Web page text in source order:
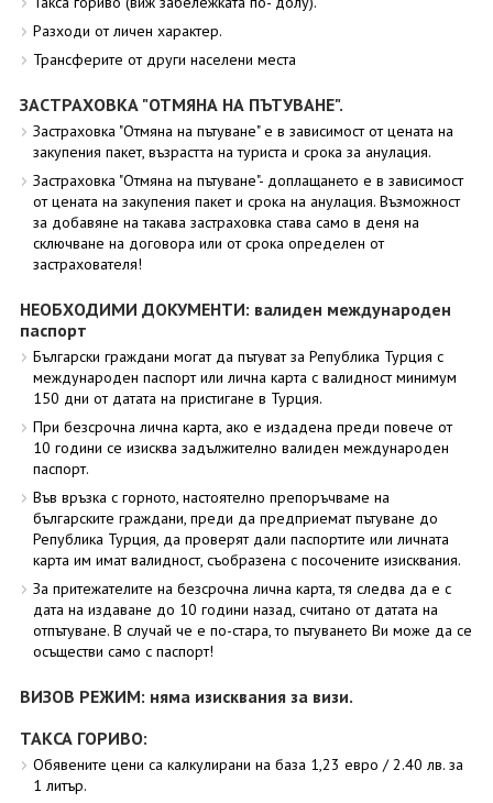
Разходи от личен характер.
Трансферите от други населени места
ЗАСТРАХОВКА "ОТМЯНА НА ПЪТУВАНЕ".
Застраховка "Отмяна на пътуване" е в зависимост от цената на
закупения пакет, възрастта на туриста и срока за анулация.
Застраховка "Отмяна на пътуване"- доплащането е в зависимост
от цената на закупения пакет и срока на анулация. Възможност
за добавяне на такава застраховка става само в деня на
сключване на договора или от срока определен от
застрахователя!
НЕОБХОДИМИ ДОКУМЕНТИ: валиден международен
паспорт
Български граждани могат да пътуват за Република Турция с
международен паспорт или лична карта с валидност минимум
150 дни от датата на пристигане в Турция.
При безсрочна лична карта, ако е издадена преди повече от
10 години се изисква задължително валиден международен
паспорт.
Във връзка с горното, настоятелно препоръчваме на
българските граждани, преди да предприемат пътуване до
Република Турция, да проверят дали паспортите или личната
карта им имат валидност, съобразена с посочените изисквания.
За притежателите на безсрочна лична карта, тя следва да е с
дата на издаване до 10 години назад, считано от датата на
отпътуване. В случай че е по-стара, то пътуването Ви може да се
осъществи само с паспорт!
ВИЗОВ РЕЖИМ: няма изисквания за визи.
ТАКСА ГОРИВО:
Обявените цени са калкулирани на база 1,23 евро / 2.40 лв. за
1 литър.